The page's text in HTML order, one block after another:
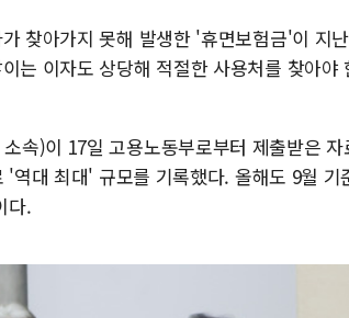
찾아가지 못해 발생한 '휴면보험금'이 지
는 이자도 상당해 적절한 사용처를 찾아야
속)이 17일 고용노동부로부터 제출받은
역대 최대' 규모를 기록했다. 올해도 9월 기
다.